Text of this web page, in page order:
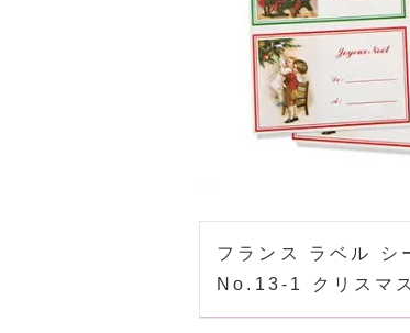
フランス ラベル シ
No.13-1 クリスマ